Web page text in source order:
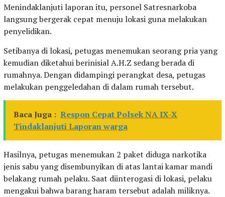
Menindaklanjuti laporan itu, personel Satresnarkoba
langsung bergerak cepat menuju lokasi guna melakukan
penyelidikan.
Setibanya di lokasi, petugas menemukan seorang pria yang
kemudian diketahui berinisial A.H.Z sedang berada di
rumahnya. Dengan didampingi perangkat desa, petugas
melakukan penggeledahan di dalam rumah tersebut.
Baca Juga : Respon Cepat Polsek NA IX-X
Tindaklanjuti Laporan warga
Hasilnya, petugas menemukan 2 paket diduga narkotika
jenis sabu yang disembunyikan di atas lantai kamar mandi
belakang rumah pelaku. Saat diinterogasi di lokasi, pelaku
mengakui bahwa barang haram tersebut adalah miliknya.